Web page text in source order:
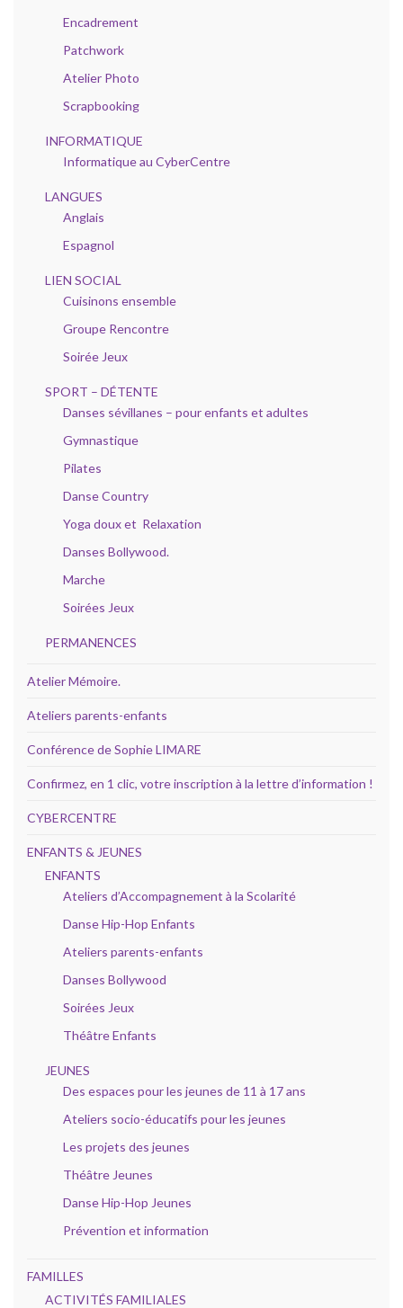
Encadrement
Patchwork
Atelier Photo
Scrapbooking
INFORMATIQUE
Informatique au CyberCentre
LANGUES
Anglais
Espagnol
LIEN SOCIAL
Cuisinons ensemble
Groupe Rencontre
Soirée Jeux
SPORT – DÉTENTE
Danses sévillanes – pour enfants et adultes
Gymnastique
Pilates
Danse Country
Yoga doux et Relaxation
Danses Bollywood.
Marche
Soirées Jeux
PERMANENCES
Atelier Mémoire.
Ateliers parents-enfants
Conférence de Sophie LIMARE
Confirmez, en 1 clic, votre inscription à la lettre d’information !
CYBERCENTRE
ENFANTS & JEUNES
ENFANTS
Ateliers d’Accompagnement à la Scolarité
Danse Hip-Hop Enfants
Ateliers parents-enfants
Danses Bollywood
Soirées Jeux
Théâtre Enfants
JEUNES
Des espaces pour les jeunes de 11 à 17 ans
Ateliers socio-éducatifs pour les jeunes
Les projets des jeunes
Théâtre Jeunes
Danse Hip-Hop Jeunes
Prévention et information
FAMILLES
ACTIVITÉS FAMILIALES